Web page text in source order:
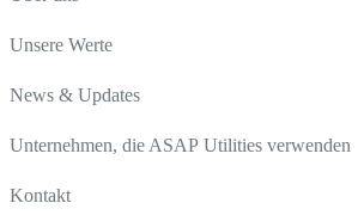
Unsere Werte
News & Updates
Unternehmen, die ASAP Utilities verwenden
Kontakt